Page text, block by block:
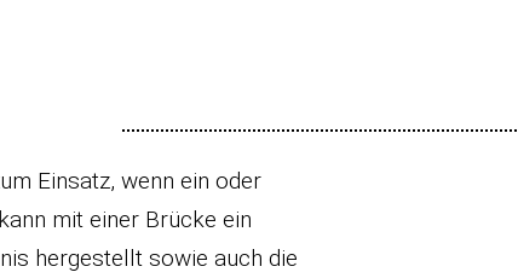
Einsatz, wenn ein oder
mit einer Brücke ein
hergestellt sowie auch die